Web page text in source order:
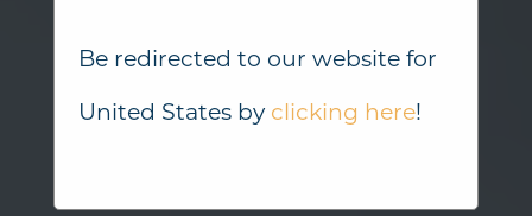
Be redirected to our website for
United Statesby clicking here!